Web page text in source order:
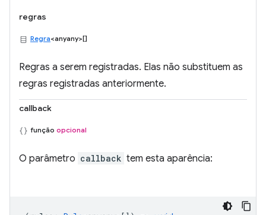
regras
Regra<anyany>[]
Regras a serem registradas. Elas não substituem as
regras registradas anteriormente.
callback
função opcional
O parâmetro callback tem esta aparência: